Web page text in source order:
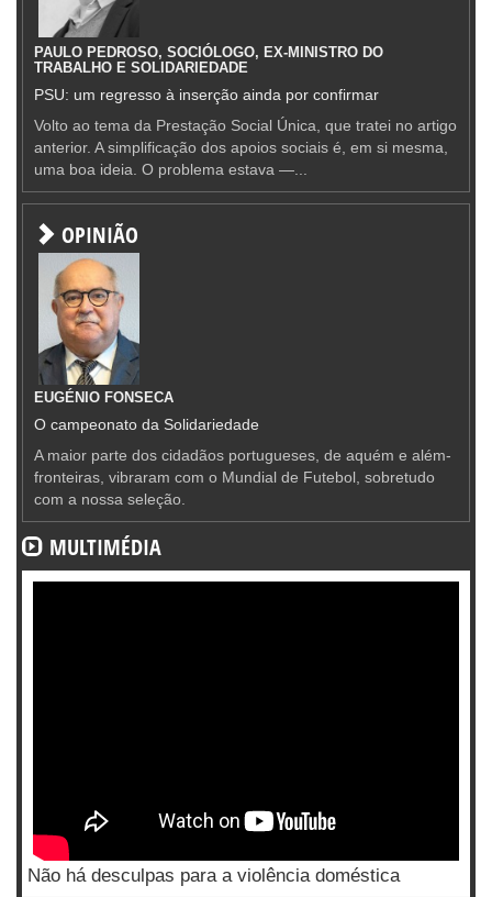
PAULO PEDROSO, SOCIÓLOGO, EX-MINISTRO DO
TRABALHO E SOLIDARIEDADE
PSU: um regresso à inserção ainda por confirmar
Volto ao tema da Prestação Social Única, que tratei no artigo
anterior. A simplificação dos apoios sociais é, em si mesma,
uma boa ideia. O problema estava —...
OPINIÃO
EUGÉNIO FONSECA
O campeonato da Solidariedade
A maior parte dos cidadãos portugueses, de aquém e além-
fronteiras, vibraram com o Mundial de Futebol, sobretudo
com a nossa seleção.
MULTIMÉDIA
Não há desculpas para a violência doméstica